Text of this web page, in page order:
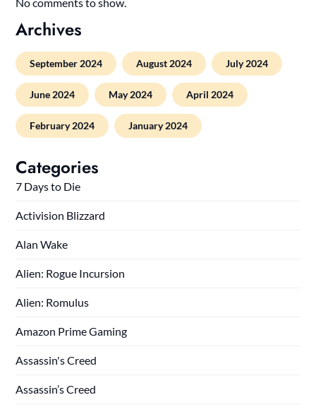
Archives
September 2024 August 2024 July 2024
June 2024 May 2024 April 2024
February 2024 January 2024
Categories
7 Days to Die
Activision Blizzard
Alan Wake
Alien: Rogue Incursion
Alien: Romulus
Amazon Prime Gaming
Assassin's Creed
Assassin’s Creed